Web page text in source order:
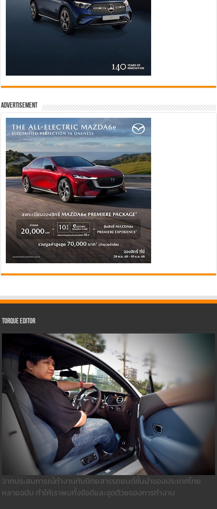
Advertisement
Torque Editor
จากประสบการณ์ทำงานกับนิตยสารรถยนต์ชั้นนำของประเทศไทย
หลายฉบับ ทำให้เราพบทั้งข้อดีและจุดด้วยของการทำงาน